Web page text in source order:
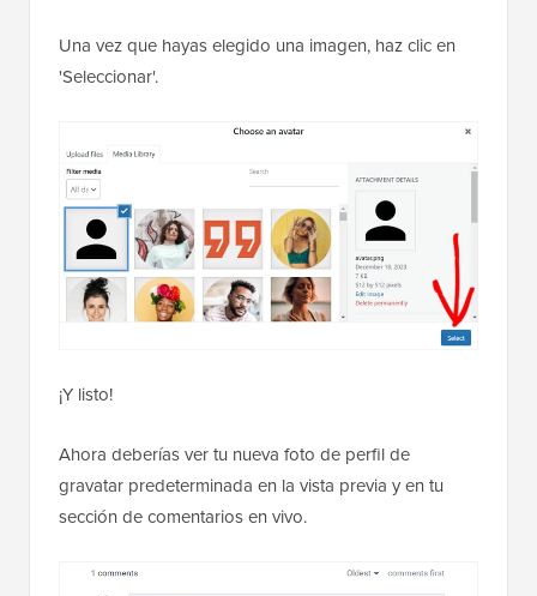
Una vez que hayas elegido una imagen, haz clic en
'Seleccionar'.
¡Y listo!
Ahora deberías ver tu nueva foto de perfil de
gravatar predeterminada en la vista previa y en tu
sección de comentarios en vivo.